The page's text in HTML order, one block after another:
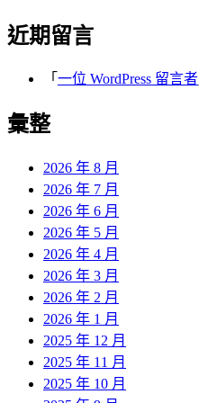
近期留言
「 一位 WordPress 留言者
彙整
2026 年 8 月
2026 年 7 月
2026 年 6 月
2026 年 5 月
2026 年 4 月
2026 年 3 月
2026 年 2 月
2026 年 1 月
2025 年 12 月
2025 年 11 月
2025 年 10 月